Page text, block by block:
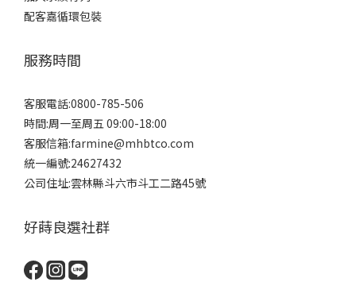
配客嘉循環包裝
服務時間
客服電話:0800-785-506
時間:周一至周五 09:00-18:00
客服信箱:farmine@mhbtco.com
統一編號:24627432
公司住址:雲林縣斗六市斗工二路45號
好蒔良選社群